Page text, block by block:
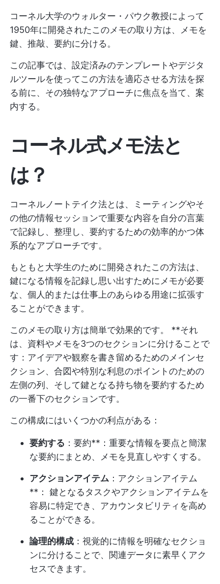
コーネル大学のウォルター・パウク教授によって
1950年に開発されたこのメモの取り方は、メモを
鍵、推敲、要約に分ける。
この記事では、設定済みのテンプレートやデジタ
ルツールを使ってこの方法を適応させる方法を探
る前に、その独特なアプローチに焦点を当て、案
内する。
コーネル式メモ法と
は？
コーネルノートテイク法とは、ミーティングやそ
の他の情報セッションで重要な内容を自分の言葉
で記録し、整理し、要約するための効率的かつ体
系的なアプローチです。
もともと大学生のために開発されたこの方法は、
鍵になる情報を記録し思い出すためにメモが必要
な、個人的または仕事上のあらゆる用途に拡張す
ることができます。
このメモの取り方は簡単で効果的です。 **それ
は、資料やメモを3つのセクションに分けることで
す：アイデアや観察を書き留めるためのメインセ
クション、合図や特別な利息のポイントのための
左側の列、そして鍵となる持ち物を要約するため
の一番下のセクションです。
この構成にはいくつかの利点がある：
要約する ：要約**：重要な情報を要点と簡潔
な要約にまとめ、メモを見直しやすくする。
アクションアイテム ：アクションアイテム
**： 鍵となるタスクやアクションアイテムを
容易に特定でき、アカウンタビリティを高め
ることができる。
論理的構成 ：視覚的に情報を明確なセクショ
ンに分けることで、関連データに素早くアク
セスできます。